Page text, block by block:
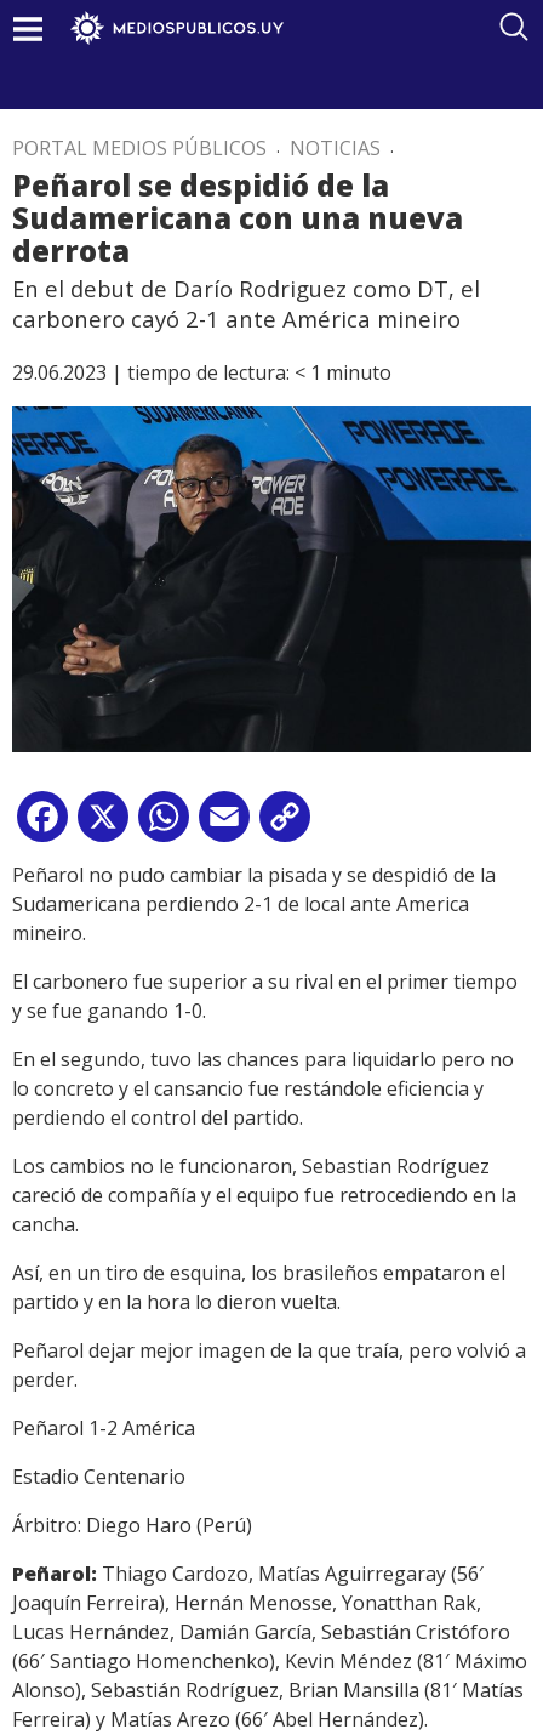
PORTAL MEDIOS PÚBLICOS . NOTICIAS .
Peñarol se despidió de la
Sudamericana con una nueva
derrota
En el debut de Darío Rodriguez como DT, el
carbonero cayó 2-1 ante América mineiro
29.06.2023 | tiempo de lectura: < 1 minuto
Facebook
X WhatsApp
Email
Link
Peñarol no pudo cambiar la pisada y se despidió de la
Sudamericana perdiendo 2-1 de local ante America
mineiro.
El carbonero fue superior a su rival en el primer tiempo
y se fue ganando 1-0.
En el segundo, tuvo las chances para liquidarlo pero no
lo concreto y el cansancio fue restándole eficiencia y
perdiendo el control del partido.
Los cambios no le funcionaron, Sebastian Rodríguez
careció de compañía y el equipo fue retrocediendo en la
cancha.
Así, en un tiro de esquina, los brasileños empataron el
partido y en la hora lo dieron vuelta.
Peñarol dejar mejor imagen de la que traía, pero volvió a
perder.
Peñarol 1-2 América
Estadio Centenario
Árbitro: Diego Haro (Perú)
Peñarol: Thiago Cardozo, Matías Aguirregaray (56′
Joaquín Ferreira), Hernán Menosse, Yonatthan Rak,
Lucas Hernández, Damián García, Sebastián Cristóforo
(66′ Santiago Homenchenko), Kevin Méndez (81′ Máximo
Alonso), Sebastián Rodríguez, Brian Mansilla (81′ Matías
Ferreira) y Matías Arezo (66′ Abel Hernández).